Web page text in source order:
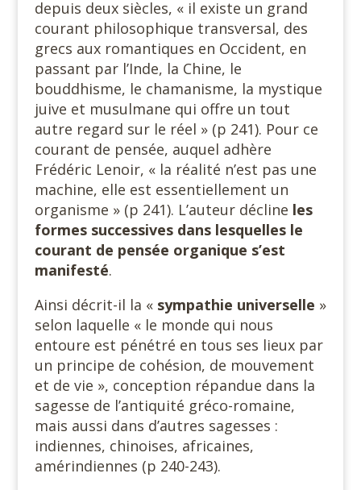
depuis deux siècles, « il existe un grand
courant philosophique transversal, des
grecs aux romantiques en Occident, en
passant par l’Inde, la Chine, le
bouddhisme, le chamanisme, la mystique
juive et musulmane qui offre un tout
autre regard sur le réel » (p 241). Pour ce
courant de pensée, auquel adhère
Frédéric Lenoir, « la réalité n’est pas une
machine, elle est essentiellement un
organisme » (p 241). L’auteur décline les
formes successives dans lesquelles le
courant de pensée organique s’est
manifesté.
Ainsi décrit-il la « sympathie universelle »
selon laquelle « le monde qui nous
entoure est pénétré en tous ses lieux par
un principe de cohésion, de mouvement
et de vie », conception répandue dans la
sagesse de l’antiquité gréco-romaine,
mais aussi dans d’autres sagesses :
indiennes, chinoises, africaines,
amérindiennes (p 240-243).